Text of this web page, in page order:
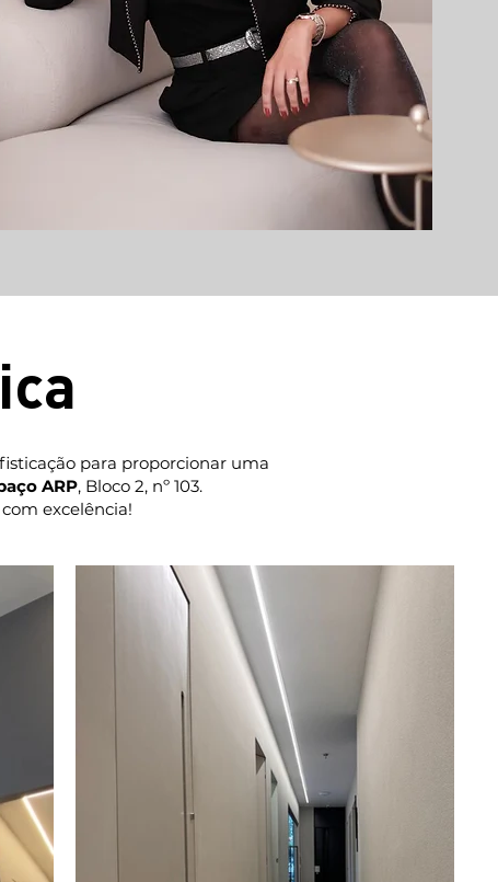
para proporcionar uma
ARP, Bloco 2, nº 103.
excelência!